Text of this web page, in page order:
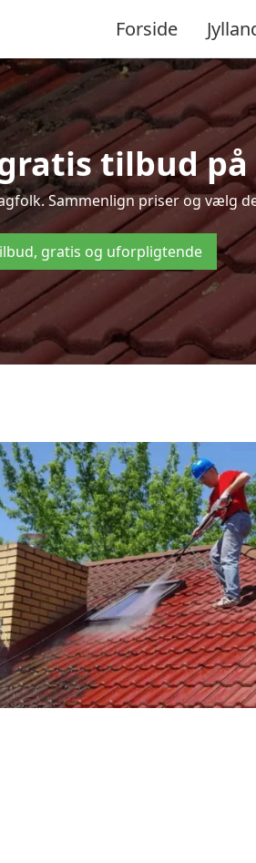
Forside
tilbud
Sammenlign priser og vælg
gratis og uforpligtende